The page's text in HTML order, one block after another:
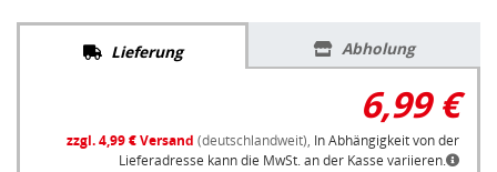
Lieferung Abholung
6,99 €
zzgl. 4,99 € Versand (deutschlandweit), In Abhängigkeit von der
Lieferadresse kann die MwSt. an der Kasse variieren.